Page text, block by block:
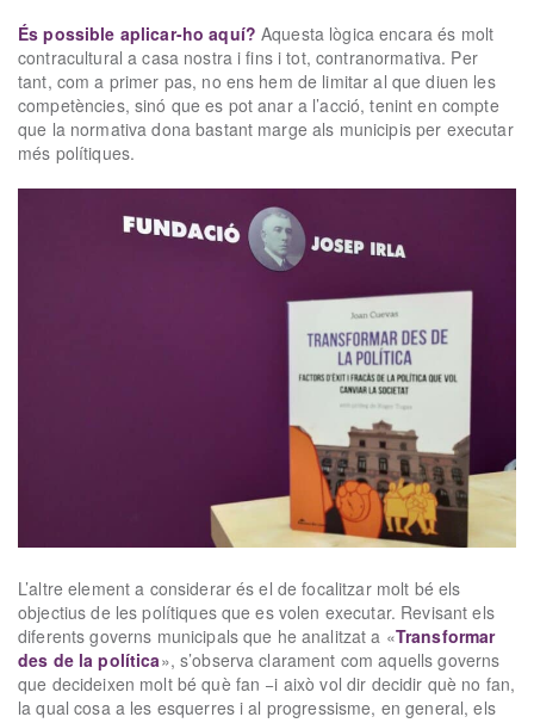
És possible aplicar-ho aquí? Aquesta lògica encara és molt
contracultural a casa nostra i fins i tot, contranormativa. Per
tant, com a primer pas, no ens hem de limitar al que diuen les
competències, sinó que es pot anar a l’acció, tenint en compte
que la normativa dona bastant marge als municipis per executar
més polítiques.
L’altre element a considerar és el de focalitzar molt bé els
objectius de les polítiques que es volen executar. Revisant els
diferents governs municipals que he analitzat a «Transformar
des de la política», s’observa clarament com aquells governs
que decideixen molt bé què fan −i això vol dir decidir què no fan,
la qual cosa a les esquerres i al progressisme, en general, els